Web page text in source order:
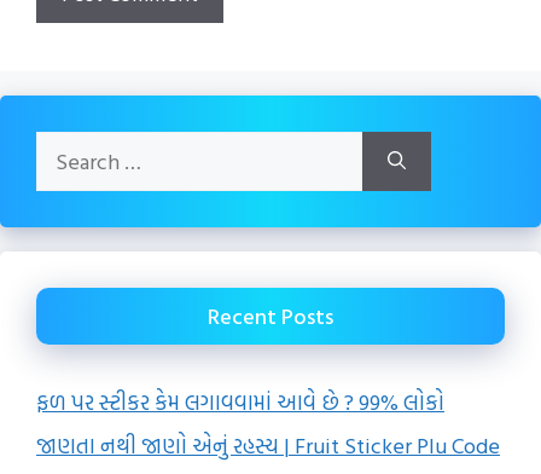
Search
for:
Recent Posts
ફળ પર સ્ટીકર કેમ લગાવવામાં આવે છે ? 99% લોકો
જાણતા નથી જાણો એનું રહસ્ય | Fruit Sticker Plu Code